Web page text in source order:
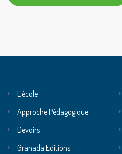
L’école
Approche Pédagogique
Devoirs
Granada Editions